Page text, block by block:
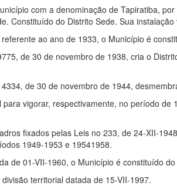
com a denominação de Tapiratiba,
Constituído do Distrito Sede. Sua
ao ano de 1933, o Município é
de 30 de novembro de 1938, cria o
de 30 de novembro de 1944,
vigorar, respectivamente, no período
fixados pelas Leis no 233, de 24-XII-
1949-1953 e 19541958.
de 01-VII-1960, o Município é constituído
territorial datada de 15-VII-1997.